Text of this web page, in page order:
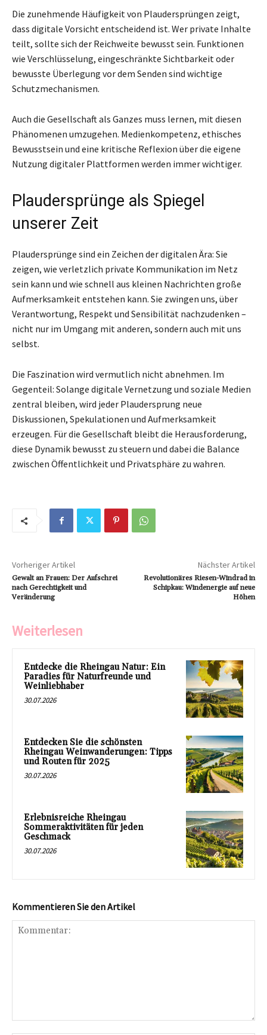
Die zunehmende Häufigkeit von Plaudersprüngen zeigt,
dass digitale Vorsicht entscheidend ist. Wer private Inhalte
teilt, sollte sich der Reichweite bewusst sein. Funktionen
wie Verschlüsselung, eingeschränkte Sichtbarkeit oder
bewusste Überlegung vor dem Senden sind wichtige
Schutzmechanismen.
Auch die Gesellschaft als Ganzes muss lernen, mit diesen
Phänomenen umzugehen. Medienkompetenz, ethisches
Bewusstsein und eine kritische Reflexion über die eigene
Nutzung digitaler Plattformen werden immer wichtiger.
Plaudersprünge als Spiegel
unserer Zeit
Plaudersprünge sind ein Zeichen der digitalen Ära: Sie
zeigen, wie verletzlich private Kommunikation im Netz
sein kann und wie schnell aus kleinen Nachrichten große
Aufmerksamkeit entstehen kann. Sie zwingen uns, über
Verantwortung, Respekt und Sensibilität nachzudenken –
nicht nur im Umgang mit anderen, sondern auch mit uns
selbst.
Die Faszination wird vermutlich nicht abnehmen. Im
Gegenteil: Solange digitale Vernetzung und soziale Medien
zentral bleiben, wird jeder Plaudersprung neue
Diskussionen, Spekulationen und Aufmerksamkeit
erzeugen. Für die Gesellschaft bleibt die Herausforderung,
diese Dynamik bewusst zu steuern und dabei die Balance
zwischen Öffentlichkeit und Privatsphäre zu wahren.
Vorheriger Artikel
Gewalt an Frauen: Der Aufschrei
nach Gerechtigkeit und
Veränderung
Nächster Artikel
Revolutionäres Riesen-Windrad in
Schipkau: Windenergie auf neue
Höhen
Weiterlesen
Entdecke die Rheingau Natur: Ein
Paradies für Naturfreunde und
Weinliebhaber
30.07.2026
Entdecken Sie die schönsten
Rheingau Weinwanderungen: Tipps
und Routen für 2025
30.07.2026
Erlebnisreiche Rheingau
Sommeraktivitäten für jeden
Geschmack
30.07.2026
Kommentieren Sie den Artikel